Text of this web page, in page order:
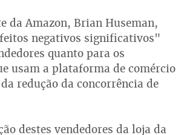
da Amazon, Brian Huseman,
negativos significativos"
quanto para os
usam a plataforma de comércio
redução da concorrência de
destes vendedores da loja da